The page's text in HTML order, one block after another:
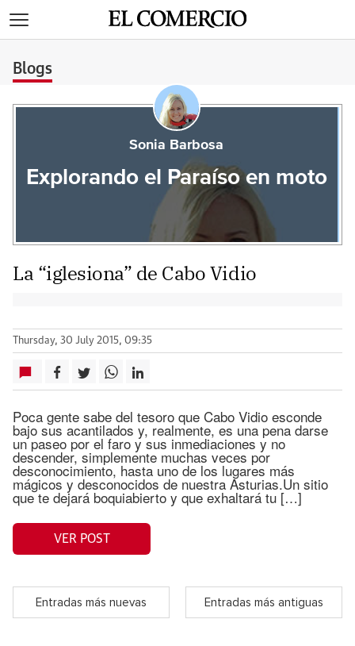
Blogs
Sonia Barbosa
Explorando el Paraíso en moto
La “iglesiona” de Cabo Vidio
Thursday, 30 July 2015, 09:35
Poca gente sabe del tesoro que Cabo Vidio esconde
bajo sus acantilados y, realmente, es una pena darse
un paseo por el faro y sus inmediaciones y no
descender, simplemente muchas veces por
desconocimiento, hasta uno de los lugares más
mágicos y desconocidos de nuestra Asturias.Un sitio
que te dejará boquiabierto y que exhaltará tu […]
VER POST
Entradas más nuevas Entradas más antiguas